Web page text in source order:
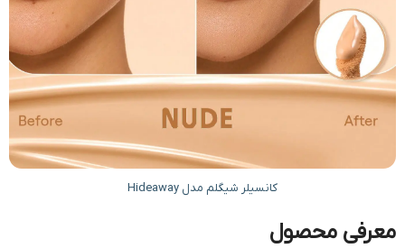
کانسیلر شیگلم مدل Hideaway
معرفی محصول